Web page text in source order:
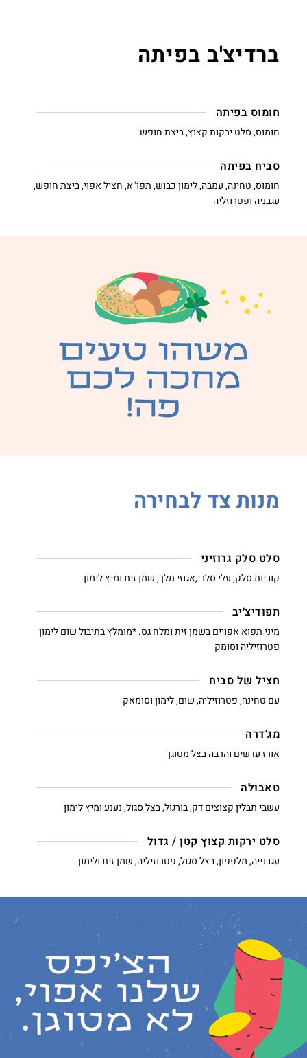
ברדיצ'ב בפיתה
חומוס בפיתה
חומוס, סלט ירקות קצוץ, ביצת חופש
סביח בפיתה
חומוס, טחינה, עמבה, לימון כבוש, תפו"א, חציל אפוי, ביצת חופש,
עגבניה ופטרוזליה
מנות צד לבחירה
סלט סלק גרוזיני
קוביות סלק, עלי סלרי,אגוזי מלך, שמן זית ומיץ לימון
תפודיצ׳יב
מיני תפוא אפויים בשמן זית ומלח גס. *מומלץ בתיבול שום לימון
פטרוזיליה וסומק
חציל של סביח
עם טחינה, פטרוזיליה, שום, לימון וסומאק
מג'דרה
אורז עדשים והרבה בצל מטוגן
טאבולה
עשבי תבלין קצוצים דק, בורגול, בצל סגול, נענע ומיץ לימון
סלט ירקות קצוץ קטן / גדול
עגבנייה, מלפפון, בצל סגול, פטרוזיליה, שמן זית ולימון